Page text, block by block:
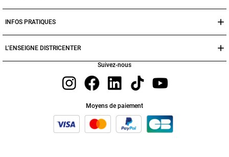
INFOS PRATIQUES
L’ENSEIGNE DISTRICENTER
Suivez-nous
Moyens de paiement